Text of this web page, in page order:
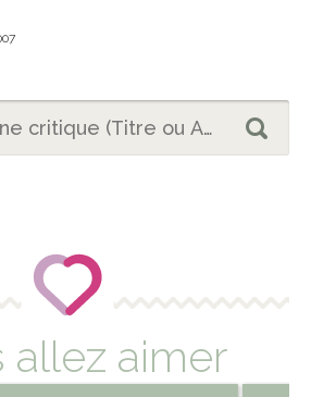
allez aimer